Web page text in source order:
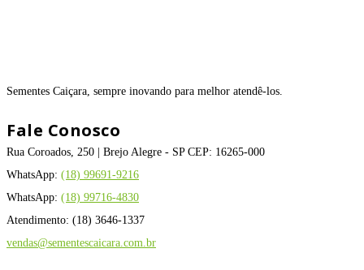
Sementes Caiçara, sempre inovando para melhor atendê-los.
Fale Conosco
Rua Coroados, 250 | Brejo Alegre - SP CEP: 16265-000
WhatsApp: (18) 99691-9216
WhatsApp: (18) 99716-4830
Atendimento: (18) 3646-1337
vendas@sementescaicara.com.br